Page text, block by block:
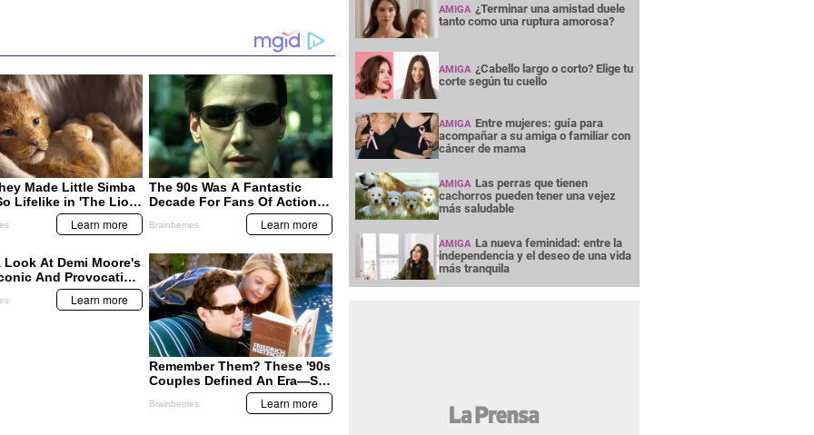
AMIGA ¿Terminar una amistad duele
tanto como una ruptura amorosa?
AMIGA ¿Cabello largo o corto? Elige tu
corte según tu cuello
AMIGA Entre mujeres: guía para
acompañar a su amiga o familiar con
cáncer de mama
AMIGA Las perras que tienen
cachorros pueden tener una vejez
más saludable
AMIGA La nueva feminidad: entre la
independencia y el deseo de una vida
más tranquila